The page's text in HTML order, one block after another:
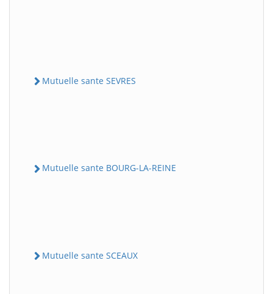
Mutuelle sante SEVRES
Mutuelle sante BOURG-LA-REINE
Mutuelle sante SCEAUX